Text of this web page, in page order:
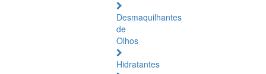
Desmaquilhantes
de
Olhos
Hidratantes